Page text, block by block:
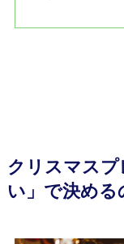
クリスマス
い」で決める